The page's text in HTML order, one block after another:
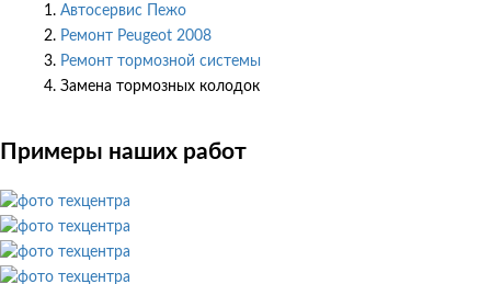
Автосервис Пежо
Ремонт Peugeot 2008
Ремонт тормозной системы
Замена тормозных колодок
Примеры наших работ